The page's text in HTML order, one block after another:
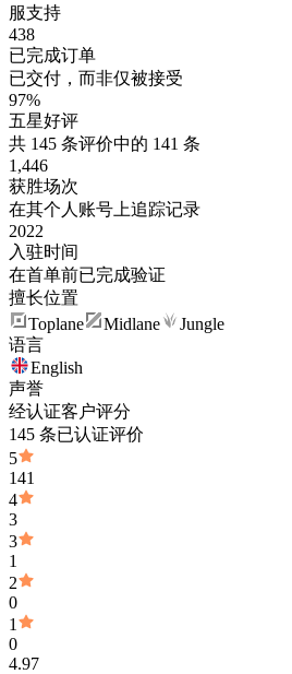
服支持
438
已完成订单
已交付，而非仅被接受
97%
五星好评
共 145 条评价中的 141 条
1,446
获胜场次
在其个人账号上追踪记录
2022
入驻时间
在首单前已完成验证
擅长位置
Toplane
Midlane
Jungle
语言
English
声誉
经认证客户评分
145 条已认证评价
5
141
4
3
3
1
2
0
1
0
4.97